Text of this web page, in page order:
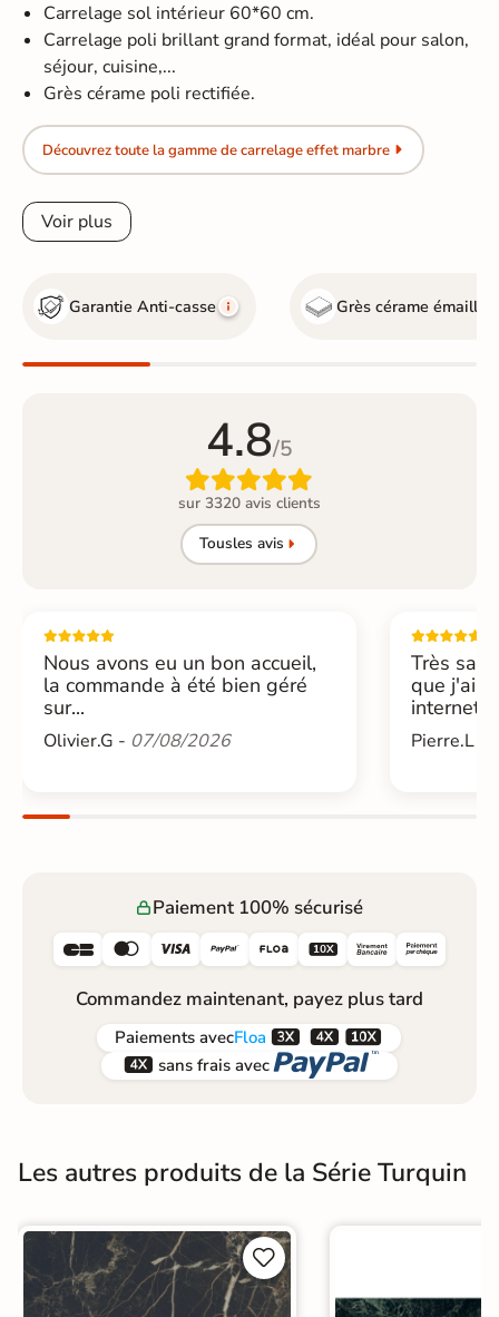
Carrelage sol intérieur 60*60 cm.
Carrelage poli brillant grand format, idéal pour salon,
séjour, cuisine,...
Grès cérame poli rectifiée.
Découvrez toute la gamme de carrelage effet marbre
Voir plus
Garantie Anti-casse Grès cérame émaillé
4.8/5

sur 3320 avis clients
Tousles avis
Nous avons eu un bon accueil,
la commande à été bien géré
sur...
Olivier.G - 07/08/2026
Très
que j'ai
internet....
Pierre.L -
Paiement 100% sécurisé
     
Commandez maintenant, payez plus tard
Paiements avecFloa  
 sans frais avec 
Les autres produits de la Série Turquin

